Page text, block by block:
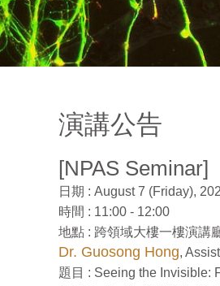
演講公告
[NPAS Seminar]
日期 : August 7 (Friday),
時間 : 11:00 - 12:00
地點 : 跨領域大樓一樓演講
Dr. Guosong Hong,
題目 : Seeing the Invisible: